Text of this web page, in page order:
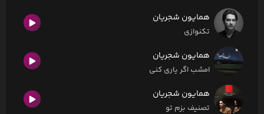
همایون شجریان
تکنوازی
همایون شجریان
امشب اگر یاری کنی
همایون شجریان
تصنیف بزم تو